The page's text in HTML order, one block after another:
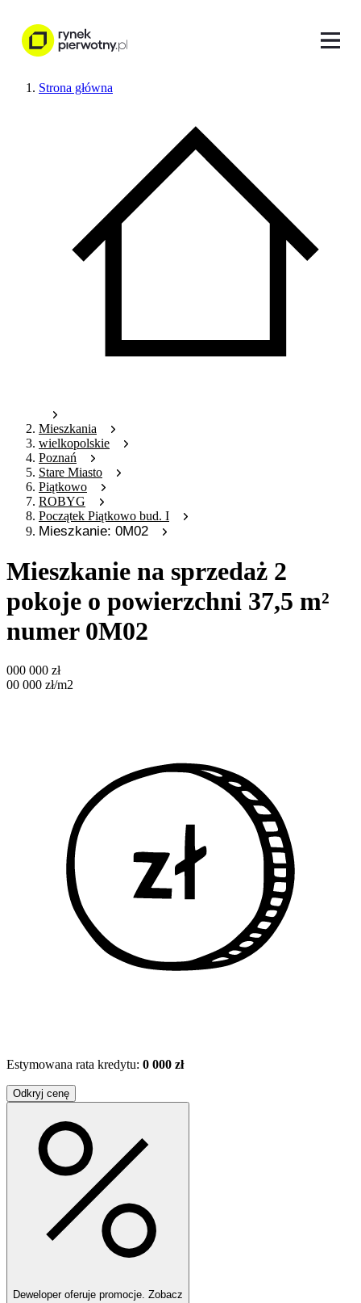
Strona główna
Mieszkania
wielkopolskie
Poznań
Stare Miasto
Piątkowo
ROBYG
Początek Piątkowo bud. I
Mieszkanie: 0M02
Mieszkanie na sprzedaż 2
pokoje o powierzchni 37,5 m²
numer 0M02
000 000 zł
00 000 zł/m2
Estymowana rata kredytu: 0 000 zł
Odkryj cenę
Deweloper oferuje promocje. Zobacz